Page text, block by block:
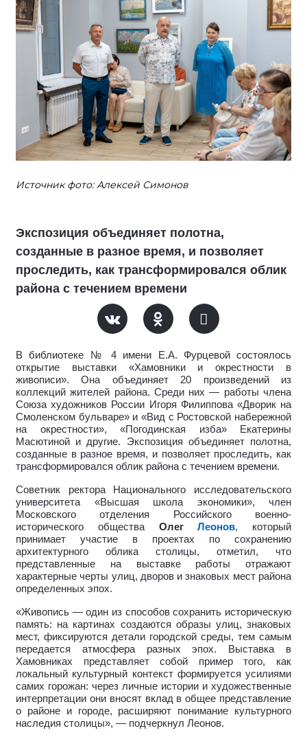
Источник фото: Алексей Симонов
Экспозиция объединяет полотна,
созданные в разное время, и позволяет
проследить, как трансформировался облик
района с течением времени
В библиотеке № 4 имени Е.А. Фурцевой состоялось
открытие выставки «Хамовники и окрестности в
живописи». Она объединяет 20 произведений из
коллекций жителей района. Среди них — работы члена
Союза художников России Игоря Филиппова «Дворик на
Смоленском бульваре» и «Вид с Ростовской набережной
на окрестности», «Погодинская изба» Екатерины
Масютиной и другие. Экспозиция объединяет полотна,
созданные в разное время, и позволяет проследить, как
трансформировался облик района с течением времени.
Советник ректора Национального исследовательского
университета «Высшая школа экономики», член
Московского отделения Российского военно-
исторического общества ОлегЛеонов, который
принимает участие в проектах по сохранению
архитектурного облика столицы, отметил, что
представленные на выставке работы отражают
характерные черты улиц, дворов и знаковых мест района
определенных эпох.
«Живопись — один из способов сохранить историческую
память: на картинах создаются образы улиц, знаковых
мест, фиксируются детали городской среды, тем самым
передается атмосфера разных эпох.
Выставка в
Хамовниках представляет собой пример того, как
локальный культурный контекст формируется усилиями
самих горожан: через личные истории и художественные
интерпретации они вносят вклад в общее представление
о районе и городе, расширяют понимание культурного
наследия столицы», — подчеркнул Леонов.